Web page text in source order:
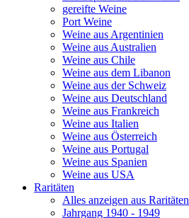
gereifte Weine
Port Weine
Weine aus Argentinien
Weine aus Australien
Weine aus Chile
Weine aus dem Libanon
Weine aus der Schweiz
Weine aus Deutschland
Weine aus Frankreich
Weine aus Italien
Weine aus Österreich
Weine aus Portugal
Weine aus Spanien
Weine aus USA
Raritäten
Alles anzeigen aus Raritäten
Jahrgang 1940 - 1949